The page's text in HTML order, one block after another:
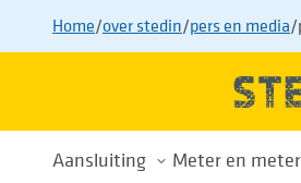
Home/over stedin/pers en media/
Aansluiting Meter en